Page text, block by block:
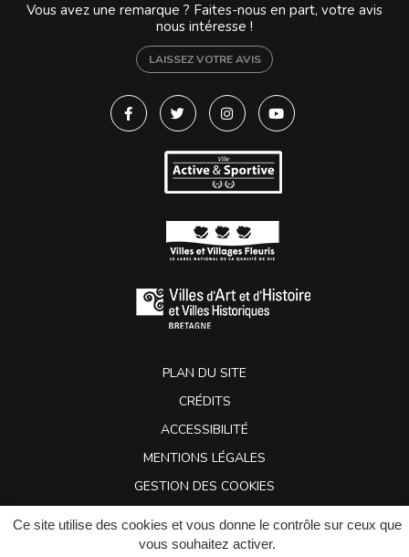
Ce site utilise des cookies et vous donne le contrôle sur ceux que
vous souhaitez activer.
Vous avez une remarque ? Faites-nous en part, votre avis
nous intéresse !
LAISSEZ VOTRE AVIS
Lien vers le compte Facebook
Lien vers le compte Twitter
Lien vers le compte
Lien vers la chaîne
PLAN DU SITE
CRÉDITS
ACCESSIBILITÉ
MENTIONS LÉGALES
GESTION DES COOKIES